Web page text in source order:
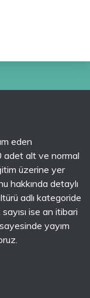
eden
adet alt ve normal
üzerine yer
hakkında detaylı
adlı kategoride
ise an itibari
yayım